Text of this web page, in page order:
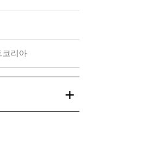
코리아